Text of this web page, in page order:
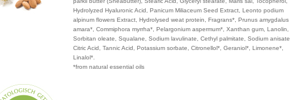
Hydrolyzed Hyaluronic Acid, Panicum Miliaceum Seed Extract, Leonto podium
alpinum flowers Extract, Hydrolysed weat protein, Fragrans*, Prunus amygdalus
amara*, Commiphora myrrha*, Pelargonium aspermum*, Xanthan gum, Lanolin,
Sorbitan oleate, Squalane, Sodium lavulinate, Cethyl palmitate, Sodium anisate,
Citric Acid, Tannic Acid, Potassium sorbate, Citronellol*, Geraniol*, Limonene*,
Linalol*.
*from natural essential oils